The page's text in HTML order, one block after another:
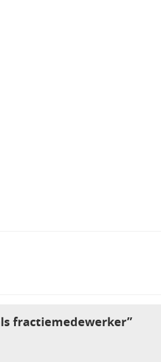
fractiemedewerker”